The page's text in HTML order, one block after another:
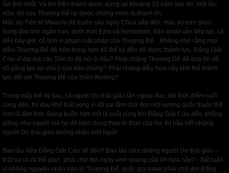
lần thứ nhất. Và khi Đền thánh được dựng lại khoảng 20 năm sau đó, một lần
nữa, lời của Thượng Đế lại được chứng minh là thành tín.
Mặc dù Tiên tri Malachi đã tuyên cáo ngày Chúa sắp đến, mặc dù cơn phục
hung tâm linh ngắn hạn, dưới thời Ezra và Nehemiah, dân Israel vẫn tiếp tục, cả
đến bây giờ, cố tình vi phạm luật pháp của Thượng Đế. . Không nhớ rằng mọi
điều Thượng Đế đã hứa trong hơn 40 thế kỷ đều đã được thành tựu. Đấng Giải
Cứu vĩ đại mà các Tiên tri đã nói ở đâu? Phải chăng Thượng Đế đã quá lời để
cố gắng tạo sự chú ý của dân chúng? Phải chăng điều hứa nầy khó thể thành
tựu đối với Thượng Đế của thiên thượng?
Trong mấy thế kỷ sau, cả người Do thái giáo lẫn ngoại đạo, khi thời điểm cuối
cùng đến, thì đau khổ thất vọng vì đã sai lầm chờ đợi một vương quốc thuộc thể
hơn là tâm linh. Đáng buồn hơn hết là cuối cùng khi Đấng Giải Cứu đến, không
giống như người mà họ đã hình dung theo tri thức của họ, thì hầu hết những
người Do thái giáo không nhận biết Ngài!
Bao lâu nữa Đấng Giải Cứu sẽ đến? Bao lâu nữa những người Do thái giáo –
thật sự là cả thế gian, phải chờ đợi ngày vinh quang của lời hứa nầy? - Bất luận
vì những nguyên nhân nào từ Thượng Đế, quốc gia Israel phải chờ đợi Đấng